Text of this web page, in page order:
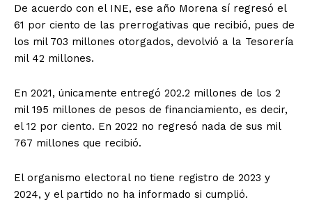
De acuerdo con el INE, ese año Morena sí regresó el
61 por ciento de las prerrogativas que recibió, pues de
los mil 703 millones otorgados, devolvió a la Tesorería
mil 42 millones.
En 2021, únicamente entregó 202.2 millones de los 2
mil 195 millones de pesos de financiamiento, es decir,
el 12 por ciento. En 2022 no regresó nada de sus mil
767 millones que recibió.
El organismo electoral no tiene registro de 2023 y
2024, y el partido no ha informado si cumplió.